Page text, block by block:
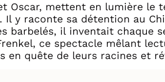
Oscar, mettent en lumière
Il y raconte sa détention au
barbelés, il inventait chaque
ce spectacle mêlant
en quête de leurs racines et